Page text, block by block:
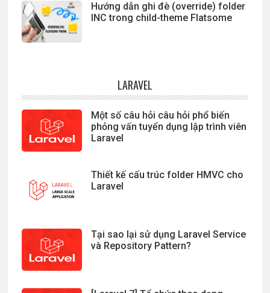
Hướng dẫn ghi đè (override) folder
INC trong child-theme Flatsome
LARAVEL
Một số câu hỏi câu hỏi phổ biến
phỏng vấn tuyển dụng lập trình viên
Laravel
Thiết kế cấu trúc folder HMVC cho
Laravel
Tại sao lại sử dụng Laravel Service
và Repository Pattern?